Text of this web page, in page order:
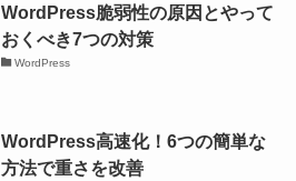
WordPress脆弱性の原因とやって
おくべき7つの対策
WordPress
WordPress高速化！6つの簡単な
方法で重さを改善